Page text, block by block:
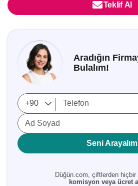
Teklif Al
Aradığın
Bulalım!
Ad Soyad
Seni Arayalım
Düğün.com, çiftlerden
komisyon veya ücret